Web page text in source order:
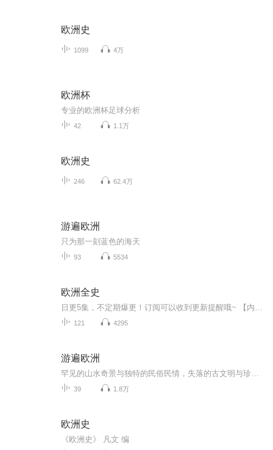
欧洲史
1099 4万
欧洲杯
专业的欧洲杯足球分析
42 1.1万
欧洲史
246 62.4万
游遍欧洲
只为那一刻蓝色的海天
93 5534
欧洲全史
121 4295
游遍欧洲
39 1.8万
欧洲史
《欧洲史》 凡文 编